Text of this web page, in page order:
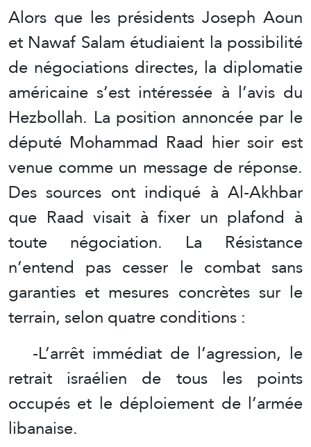
Alors que les présidents Joseph Aoun
et Nawaf Salam étudiaient la possibilité
de négociations directes, la diplomatie
américaine s’est intéressée à l’avis du
Hezbollah. La position annoncée par le
député Mohammad Raad hier soir est
venue comme un message de réponse.
Des sources ont indiqué à Al-Akhbar
que Raad visait à fixer un plafond à
toute négociation. La Résistance
n’entend pas cesser le combat sans
garanties et mesures concrètes sur le
terrain, selon quatre conditions :
-L’arrêt immédiat de l’agression, le
retrait israélien de tous les points
occupés et le déploiement de l’armée
libanaise.